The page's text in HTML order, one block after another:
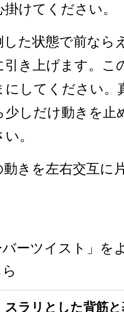
けてください。
した状態で前なら
引き上げます。こ
にしてください。
少しだけ動きを止
。
動きを左右交互
バーツイスト」を
スラリとした背筋